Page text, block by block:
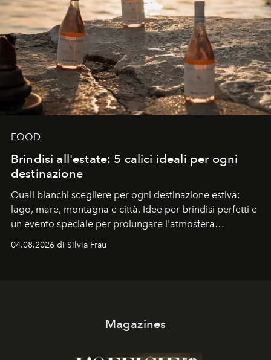
FOOD
Brindisi all'estate: 5 calici ideali per ogni
destinazione
Quali bianchi scegliere per ogni destinazione estiva:
lago, mare, montagna e città. Idee per brindisi perfetti e
un evento speciale per prolungare l'atmosfera
04.08.2026 di Silvia Frau
Magazines